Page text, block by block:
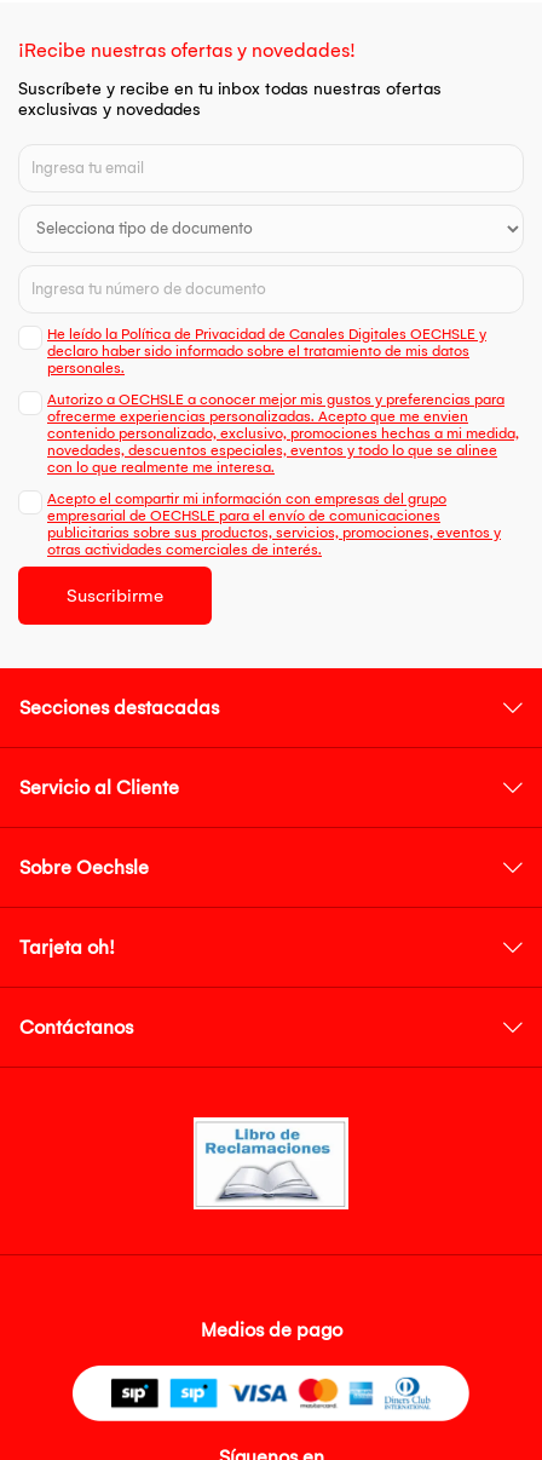
¡Recibe nuestras ofertas y novedades!
Suscríbete y recibe en tu inbox todas nuestras ofertas
exclusivas y novedades
He leído la Política de Privacidad de Canales Digitales OECHSLE y
declaro haber sido informado sobre el tratamiento de mis datos
personales.
Autorizo a OECHSLE a conocer mejor mis gustos y preferencias para
ofrecerme experiencias personalizadas. Acepto que me envien
contenido personalizado, exclusivo, promociones hechas a mi medida,
novedades, descuentos especiales, eventos y todo lo que se alinee
con lo que realmente me interesa.
Acepto el compartir mi información con empresas del grupo
empresarial de OECHSLE para el envío de comunicaciones
publicitarias sobre sus productos, servicios, promociones, eventos y
otras actividades comerciales de interés.
Suscribirme
Secciones destacadas
Servicio al Cliente
Sobre Oechsle
Tarjeta oh!
Contáctanos
Medios de pago